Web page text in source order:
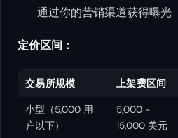
通过你的营销渠道获得曝光
定价区间：
交易所规模 上架费区间
小型（5,000 用
户以下）
5,000 -
15,000 美元